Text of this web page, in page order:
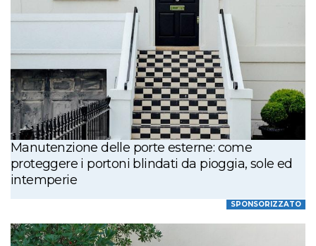
Manutenzione delle porte esterne: come
proteggere i portoni blindati da pioggia, sole ed
intemperie
SPONSORIZZATO